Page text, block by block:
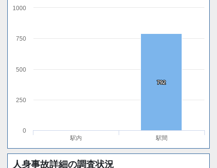
792
792
駅内 駅間
0
250
500
750
1000
人身事故詳細の調査状況